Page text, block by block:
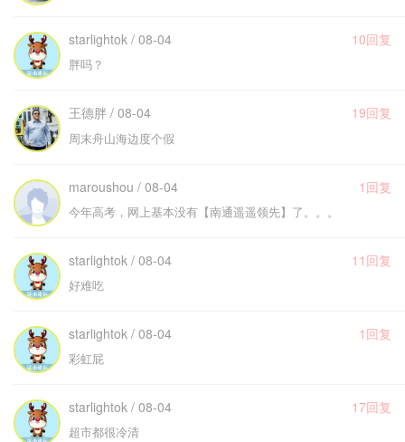
starlightok / 08-04 10回复
胖吗？
王德胖 / 08-04 19回复
周末舟山海边度个假
maroushou / 08-04 1回复
今年高考，网上基本没有【南通遥遥领先】了。。。
starlightok / 08-04 11回复
好难吃
starlightok / 08-04 1回复
彩虹屁
starlightok / 08-04 17回复
超市都很冷清